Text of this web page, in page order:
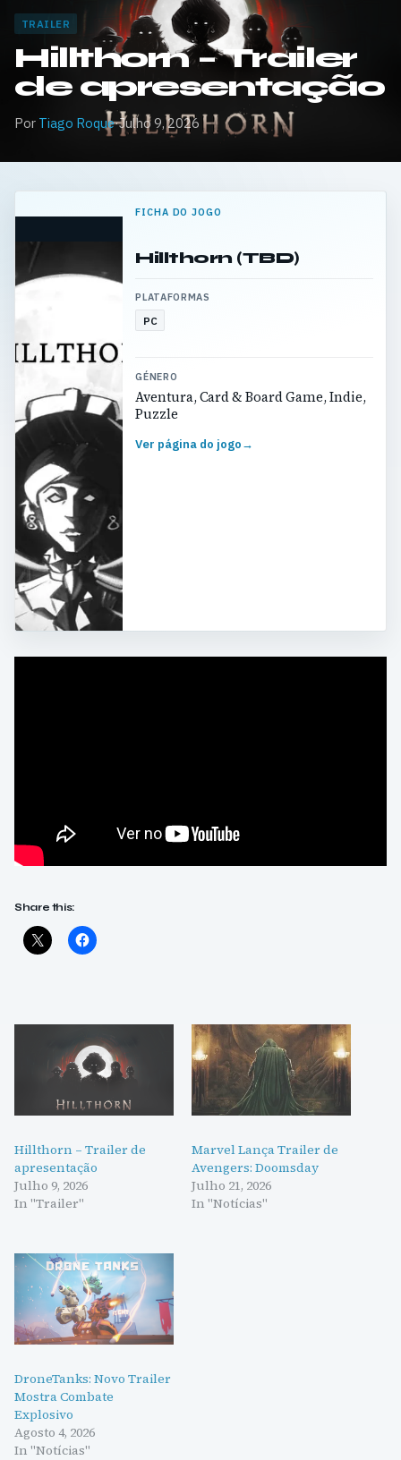
TRAILER
Hillthorn – Trailer
de apresentação
Por Tiago Roque·Julho 9, 2026
FICHA DO JOGO
Hillthorn (TBD)
PLATAFORMAS
PC
GÉNERO
Aventura, Card & Board Game, Indie,
Puzzle
Ver página do jogo→
Share this:
Hillthorn – Trailer de
apresentação
Julho 9, 2026
In "Trailer"
Marvel Lança Trailer de
Avengers: Doomsday
Julho 21, 2026
In "Notícias"
DroneTanks: Novo Trailer
Mostra Combate
Explosivo
Agosto 4, 2026
In "Notícias"